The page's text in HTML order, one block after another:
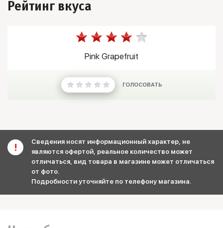
Рейтинг вкуса
Pink Grapefruit
ГОЛОСОВАТЬ
Сведения носят информационный характер, не
являются офертой, реальное количество может
отличаться, вид товара в магазине может отличаться
от фото.
Подробности уточняйте по телефону магазина.